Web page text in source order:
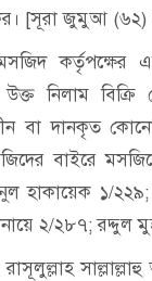
[সূরা জুমুআ (৬২)
কর্তৃপক্ষের
নিলাম বিক্রি
বা দানকৃত
বাইরে
হাকায়েক ১/
২/২৮৭; রদ্দুল